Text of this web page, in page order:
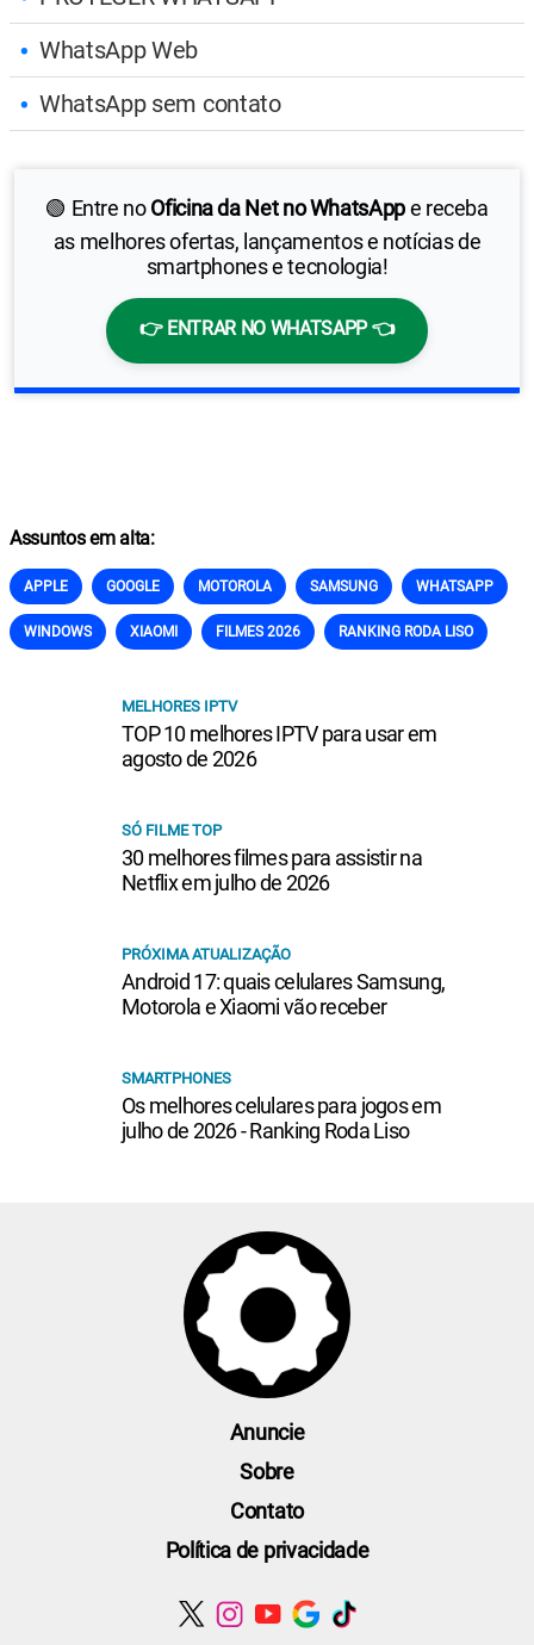
WhatsApp Web
WhatsApp sem contato
🟢 Entre noOficina da Net no WhatsAppe receba
as melhores ofertas, lançamentos e notícias de
smartphones e tecnologia!
👉 ENTRAR NO WHATSAPP 👈
Assuntos em alta:
APPLE GOOGLE MOTOROLA SAMSUNG WHATSAPP
WINDOWS XIAOMI FILMES 2026 RANKING RODA LISO
MELHORES IPTV
TOP 10 melhores IPTV para usar em
agosto de 2026
SÓ FILME TOP
30 melhores filmes para assistir na
Netflix em julho de 2026
PRÓXIMA ATUALIZAÇÃO
Android 17: quais celulares Samsung,
Motorola e Xiaomi vão receber
SMARTPHONES
Os melhores celulares para jogos em
julho de 2026 - Ranking Roda Liso
Anuncie
Sobre
Contato
Política de privacidade